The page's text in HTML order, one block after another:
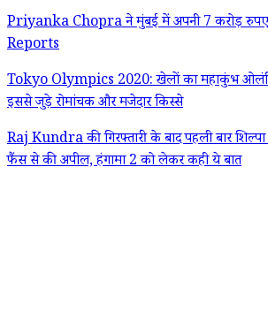
Priyanka Chopra ने मुंबई में अपनी 7 करोड़ रुपए
Reports
Tokyo Olympics 2020: खेलों का महाकुंभ
इससे जुड़े रोमांचक और मजेदार किस्से
Raj Kundra की गिरफ्तारी के बाद पहली बार शिल्पा
फैंस से की अपील, हंगामा 2 को लेकर कही ये बात